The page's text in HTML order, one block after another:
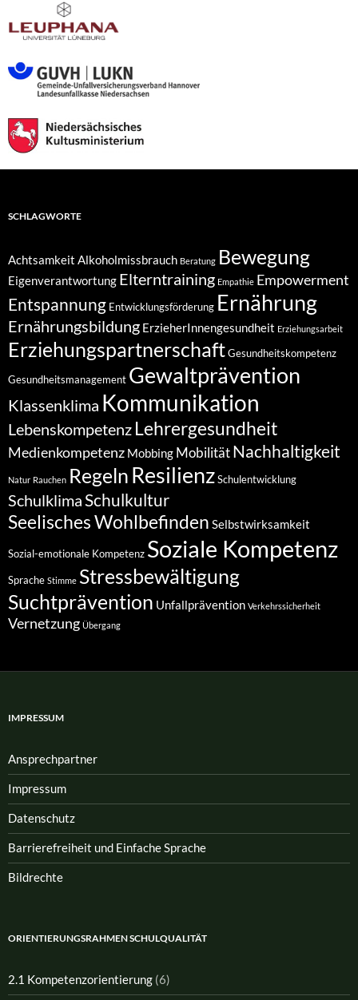
SCHLAGWORTE
Achtsamkeit Alkoholmissbrauch Beratung Bewegung
Eigenverantwortung Elterntraining Empathie Empowerment
Entspannung Entwicklungsförderung Ernährung
Ernährungsbildung ErzieherInnengesundheit Erziehungsarbeit
ErziehungspartnerschaftGesundheitskompetenz
Gesundheitsmanagement Gewaltprävention
Klassenklima Kommunikation
Lebenskompetenz Lehrergesundheit
Medienkompetenz Mobbing MobilitätNachhaltigkeit
Natur Rauchen Regeln ResilienzSchulentwicklung
Schulklima Schulkultur
Seelisches Wohlbefinden Selbstwirksamkeit
Sozial-emotionale Kompetenz Soziale Kompetenz
Sprache Stimme Stressbewältigung
Suchtprävention Unfallprävention Verkehrssicherheit
Vernetzung Übergang
IMPRESSUM
Ansprech­partner
Impressum
Datenschutz
Barrierefreiheit und Einfache Sprache
Bildrechte
ORIENTIERUNGSRAHMEN SCHULQUALITÄT
2.1 Kompetenzorientierung (6)